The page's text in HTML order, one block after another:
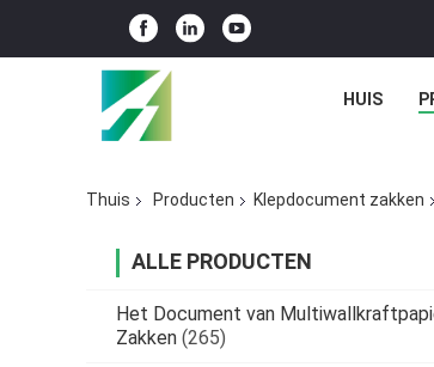
HUIS
Thuis Producten Klepdocument zakken
ALLE PRODUCTEN
Het Document van
Zakken (265)